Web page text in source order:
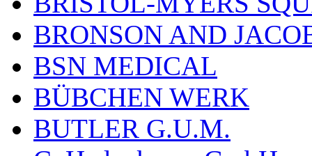
BRONSON AND
BSN MEDICAL
BÜBCHEN WERK
BUTLER G.U.M.